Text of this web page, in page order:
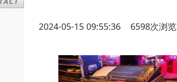
2024-05-15 09:55:36 6598次浏览